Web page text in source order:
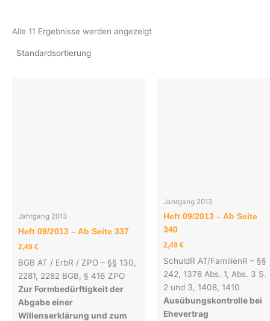
Alle 11 Ergebnisse werden angezeigt
Jahrgang 2013
Heft 09/2013 – Ab Seite 337
2,49 €
BGB AT / ErbR / ZPO – §§ 130,
2281, 2282 BGB, § 416 ZPO
Zur Formbedürftigkeit der
Abgabe einer
Willenserklärung und zum
Jahrgang 2013
Heft 09/2013 – Ab Seite
340
2,49 €
SchuldR AT/FamilienR – §§
242, 1378 Abs. 1, Abs. 3 S.
2 und 3, 1408, 1410
Ausübungskontrolle bei
Ehevertrag